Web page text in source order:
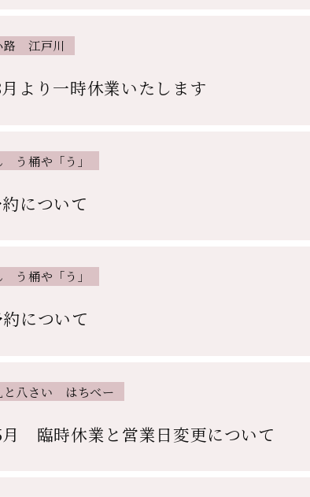
路 江戸川
より一時休業いたします
う桶や「う」
について
う桶や「う」
について
と八さい はちべー
月 臨時休業と営業日変更について